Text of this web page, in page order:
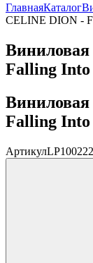
ГлавнаяКаталог
CELINE DION -
Falling Into
Falling Into
Артикул